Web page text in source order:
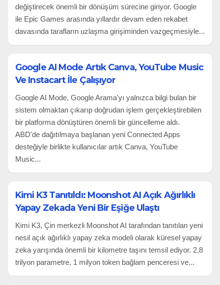
değiştirecek önemli bir dönüşüm sürecine giriyor. Google
ile Epic Games arasında yıllardır devam eden rekabet
davasında tarafların uzlaşma girişiminden vazgeçmesiyle...
Google AI Mode Artık Canva, YouTube Music
Ve Instacart İle Çalışıyor
Google AI Mode, Google Arama'yı yalnızca bilgi bulan bir
sistem olmaktan çıkarıp doğrudan işlem gerçekleştirebilen
bir platforma dönüştüren önemli bir güncelleme aldı.
ABD'de dağıtılmaya başlanan yeni Connected Apps
desteğiyle birlikte kullanıcılar artık Canva, YouTube
Music...
Kimi K3 Tanıtıldı: Moonshot AI Açık Ağırlıklı
Yapay Zekada Yeni Bir Eşiğe Ulaştı
Kimi K3, Çin merkezli Moonshot AI tarafından tanıtılan yeni
nesil açık ağırlıklı yapay zeka modeli olarak küresel yapay
zeka yarışında önemli bir kilometre taşını temsil ediyor. 2,8
trilyon parametre, 1 milyon token bağlam penceresi ve...